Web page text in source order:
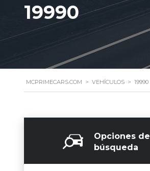
19990
MCPRIMECARS.COM > VEHÍCULOS > 19990
Opciones de
búsqueda